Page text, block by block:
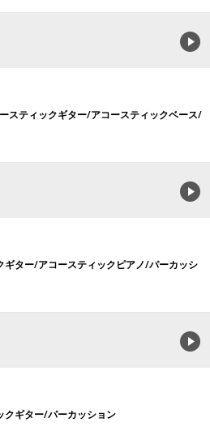
スティックギター/アコースティックベース/
ギター/アコースティックピアノ/パーカッシ
クギター/パーカッション